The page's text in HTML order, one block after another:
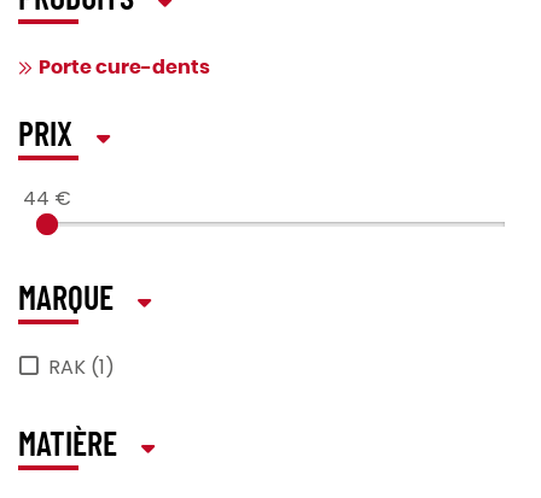
Porte cure-dents
PRIX
44 €
MARQUE
RAK (1)
MATIÈRE